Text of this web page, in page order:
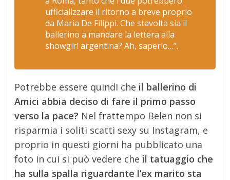
ufficializzare il ritorno a breve proprio
da Maria De Filippi. Che stavolta sia il
ballerino a mandare la lettera alla
showgirl argentina? Ah, saperlo…”.
Potrebbe essere quindi che il ballerino di
Amici abbia deciso di fare il primo passo
verso la pace? Nel frattempo Belen non si
risparmia i soliti scatti sexy su Instagram, e
proprio in questi giorni ha pubblicato una
foto in cui si può vedere che il tatuaggio che
ha sulla spalla riguardante l’ex marito sta